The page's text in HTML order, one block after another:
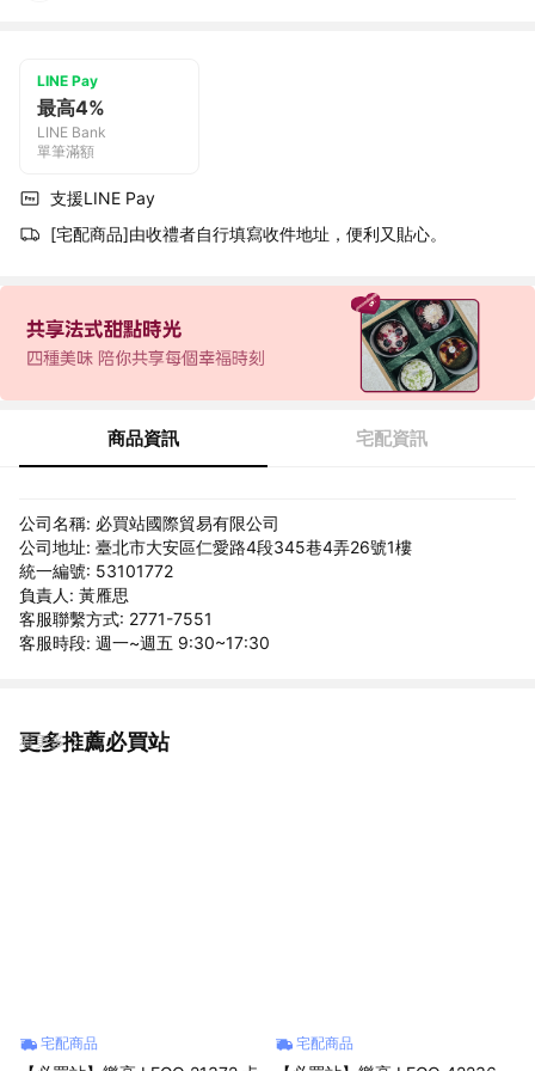
LINE Pay
最高4%
LINE Bank
單筆滿額
支援LINE Pay
[宅配商品]由收禮者自行填寫收件地址，便利又貼心。
商品資訊 宅配資訊
公司名稱: 必買站國際貿易有限公司
公司地址: 臺北市大安區仁愛路4段345巷4弄26號1樓
統一編號: 53101772
負責人: 黃雁思
客服聯繫方式: 2771-7551
客服時段: 週一~週五 9:30~17:30
更多推薦必買站
看更多
宅配商品 宅配商品